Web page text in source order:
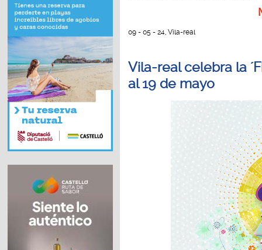
09 - 05 - 24, Vila-real
Vila-real celebra la
al 19 de mayo